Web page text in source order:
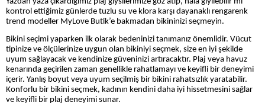
kontrol ettiğimiz günlerde tuzlu su ve klora karşı dayanaklı rengarenk
trend modeller MyLove Butik’e bakmadan bikininizi seçmeyin.
Bikini seçimi yaparken ilk olarak bedeninizi tanımanız önemlidir. Vücut
tipinize ve ölçülerinize uygun olan bikiniyi seçmek, size en iyi şekilde
uyum sağlayacak ve kendinize güveninizi artıracaktır. Plaj veya havuz
kenarında geçirilen zaman genellikle rahatlamayı ve keyifli bir deneyimi
içerir. Yanlış boyut veya uyum seçilmiş bir bikini rahatsızlık yaratabilir.
Konforlu bir bikini seçmek, kadının kendini daha iyi hissetmesini sağlar
ve keyifli bir plaj deneyimi sunar.